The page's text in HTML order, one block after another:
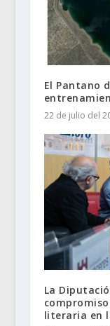
El Pantano
22 de julio del
La
literaria en